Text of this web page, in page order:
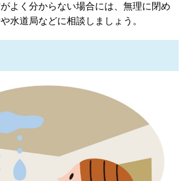
よく分からない場合には、無理に閉め
水道局などに相談しましょう。